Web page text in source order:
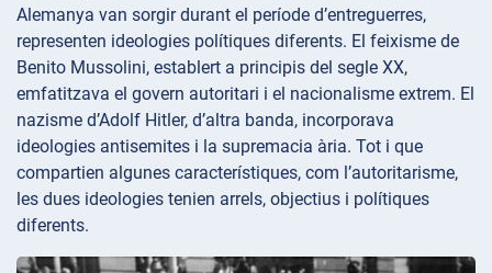
Alemanya van sorgir durant el període d’entreguerres,
representen ideologies polítiques diferents. El feixisme de
Benito Mussolini, establert a principis del segle XX,
emfatitzava el govern autoritari i el nacionalisme extrem. El
nazisme d’Adolf Hitler, d’altra banda, incorporava
ideologies antisemites i la supremacia ària. Tot i que
compartien algunes característiques, com l’autoritarisme,
les dues ideologies tenien arrels, objectius i polítiques
diferents.